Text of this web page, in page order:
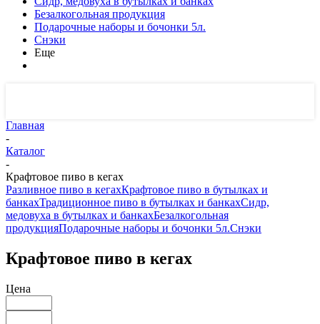
Безалкогольная продукция
Подарочные наборы и бочонки 5л.
Снэки
Еще
Главная
-
Каталог
-
Крафтовое пиво в кегах
Разливное пиво в кегахКрафтовое пиво в бутылках и
банкахТрадиционное пиво в бутылках и банкахСидр,
медовуха в бутылках и банкахБезалкогольная
продукцияПодарочные наборы и бочонки 5л.Снэки
Крафтовое пиво в кегах
Цена